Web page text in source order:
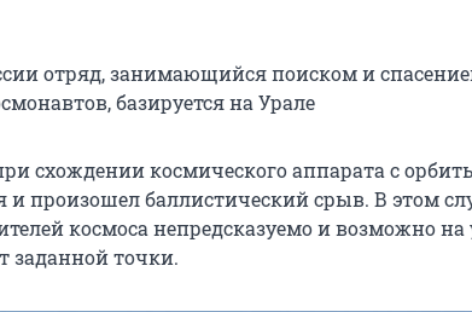
отряд, занимающийся поиском и
базируется на Урале
схождении космического аппарата с
и произошел баллистический срыв. В этом
космоса непредсказуемо и возможно на
заданной точки.